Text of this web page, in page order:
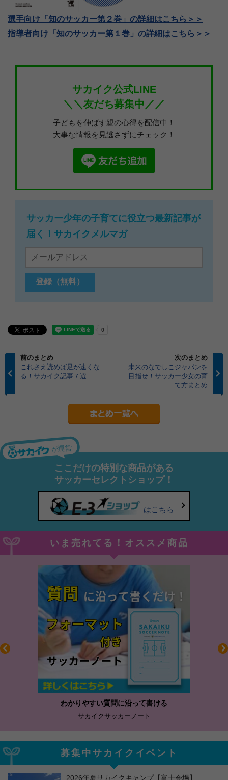
選手向け「知のサッカー第２巻」の詳細はこちら＞＞
指導者向け「知のサッカー第１巻」の詳細はこちら＞＞
サカイク公式LINE
＼＼友だち募集中／／
子どもを伸ばす親の心得を配信中！
大事な情報を見逃さずにチェック！
サッカー少年の子育てに役立つ最新記事が
届く！サカイクメルマガ
前のまとめ
これさえ読めば足が速くな
る！サカイク記事７選
次のまとめ
未来のなでしこジャパンを
目指せ！サッカー少女の育
て方まとめ
が運営
ここだけの特別な商品がある
サッカーセレクトショップ！
はこちら
いま売れてる！オススメ商品
わかりやすい質問に沿って書ける
サカイクサッカーノート
募集中サカイクイベント
2026年夏サカイクキャンプ【富士会場】